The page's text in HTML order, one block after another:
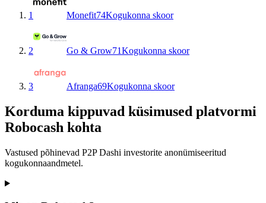
1 Monefit74Kogukonna skoor
2 Go & Grow71Kogukonna skoor
3 Afranga69Kogukonna skoor
Korduma kippuvad küsimused platvormi
Robocash kohta
Vastused põhinevad P2P Dashi investorite anonümiseeritud
kogukonnaandmetel.